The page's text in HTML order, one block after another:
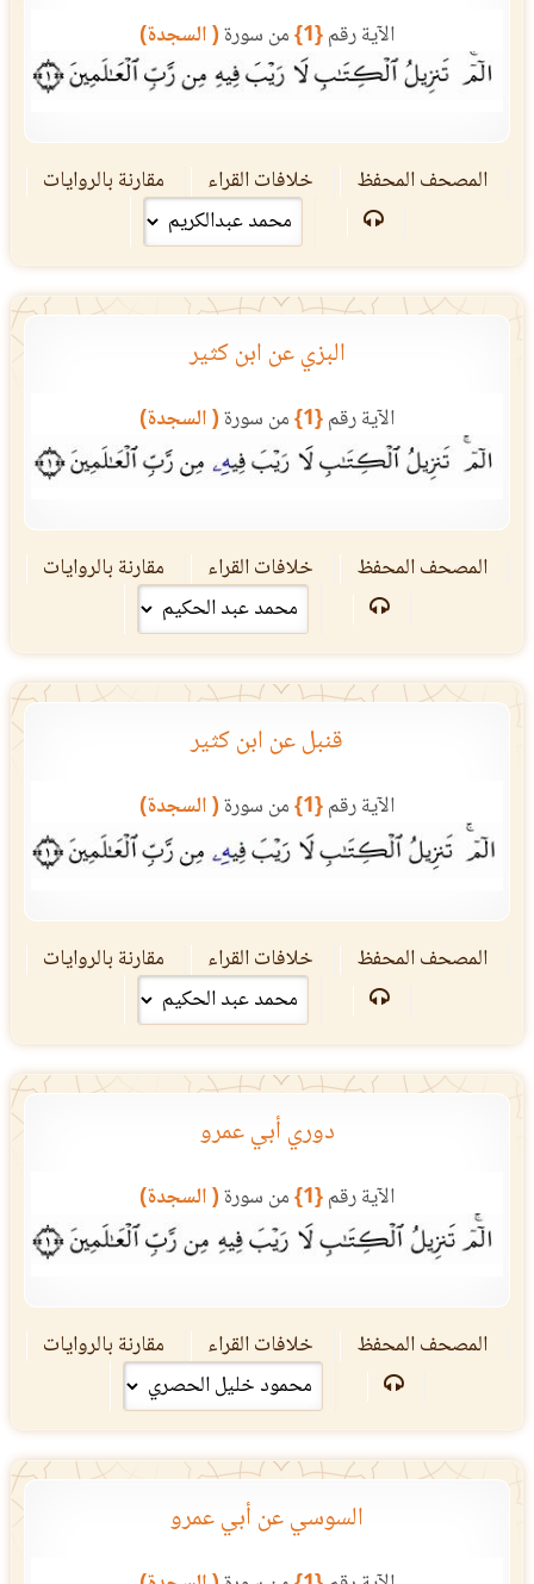
الآية رقم{1} من سورة( السجدة)
المصحف المحفظ خلافات القراء مقارنة بالروايات
البزي عن ابن كثير
الآية رقم{1} من سورة( السجدة)
المصحف المحفظ خلافات القراء مقارنة بالروايات
قنبل عن ابن كثير
الآية رقم{1} من سورة( السجدة)
المصحف المحفظ خلافات القراء مقارنة بالروايات
دوري أبي عمرو
الآية رقم{1} من سورة( السجدة)
المصحف المحفظ خلافات القراء مقارنة بالروايات
السوسي عن أبي عمرو